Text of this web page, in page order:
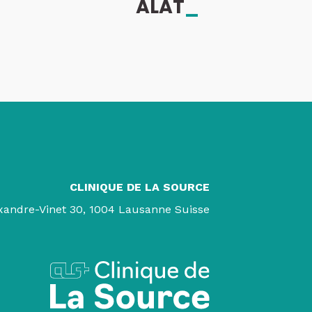
ALAT
CLINIQUE DE LA SOURCE
Vinet 30, 1004 Lausanne Suisse